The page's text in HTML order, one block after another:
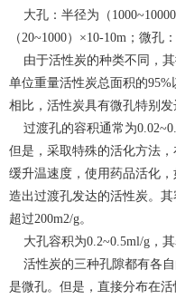
大孔：半径为（
（20~1000）×10-10m；微孔
由于活性炭的种类不同，其
单位重量活性炭总面积的
相比，活性炭具有微孔特别发
过渡孔的容积通常为
但是，采取特殊的活化方法
缓升温速度，使用药品活化
造出过渡孔发达的活性炭。
超过200m2/g。
大孔容积为0.2~0.5ml/g，其
活性炭的三种孔隙都有各自
是微孔。但是，直接分布在